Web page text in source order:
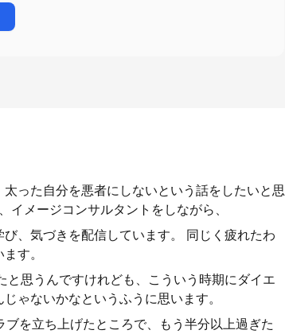
った自分を悪者にしないという話をしたいと思
メージコンサルタントをしながら、
、気づきを配信しています。 同じく疲れたわ
す。
思うんですけれども、こういう時期にダイエ
ゃないかなというふうに思います。
を立ち上げたところで、もう半分以上過ぎた